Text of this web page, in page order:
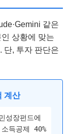
같은
상황에 맞는
단, 투자 판단은
계산
장펀드에
득공제 40%